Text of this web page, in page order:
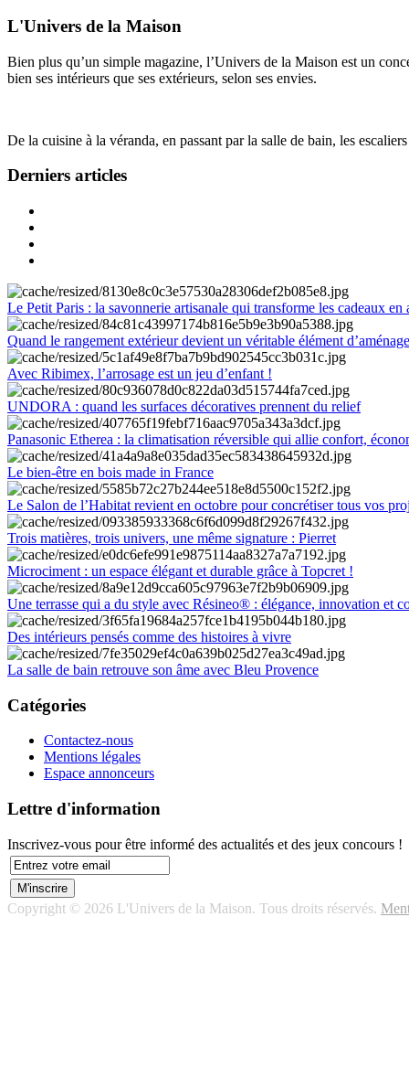
L'Univers de la Maison
Bien plus qu’un simple magazine, l’Univers de la Maison est un
bien ses intérieurs que ses extérieurs, selon ses envies.
De la cuisine à la véranda, en passant par la salle de bain, les
Derniers articles
Le Petit Paris : la savonnerie artisanale qui transforme les cadeaux en
Quand le rangement extérieur devient un véritable élément
Avec Ribimex, l’arrosage est un jeu d’enfant !
UNDORA : quand les surfaces décoratives prennent du relief
Panasonic Etherea : la climatisation réversible qui allie confort,
Le bien-être en bois made in France
Le Salon de l’Habitat revient en octobre pour concrétiser tous vos
Trois matières, trois univers, une même signature : Pierret
Microciment : un espace élégant et durable grâce à Topcret !
Une terrasse qui a du style avec Résineo® : élégance, innovation et
Des intérieurs pensés comme des histoires à vivre
La salle de bain retrouve son âme avec Bleu Provence
Catégories
Contactez-nous
Mentions légales
Espace annonceurs
Lettre d'information
Inscrivez-vous pour être informé des actualités et des jeux concours !
Copyright © 2026 L'Univers de la Maison. Tous droits réservés.